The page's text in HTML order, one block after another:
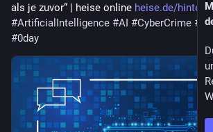
als je zuvor“ | heise online heise.de/
#ArtificialIntelligence #AI #CyberCrime #
#0day